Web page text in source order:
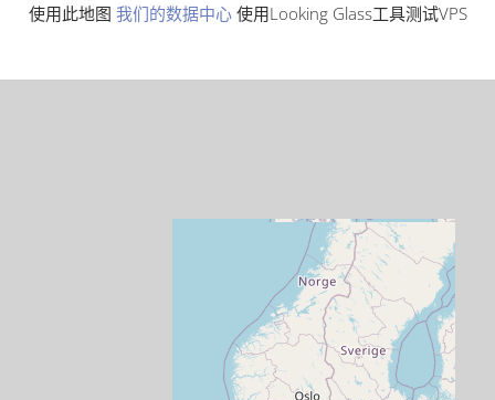
使用此地图 我们的数据中心使用Looking Glass工具测试VPS